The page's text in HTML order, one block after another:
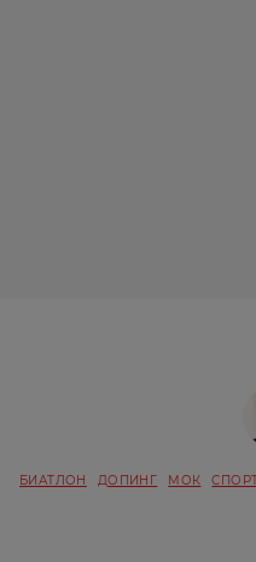
БИАТЛОН ДОПИНГ МОК